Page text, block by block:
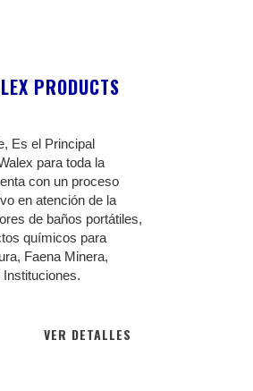
PRODUCTS
Es el Principal
para toda la
con un proceso
en atención de la
de baños portátiles,
químicos para
Faena Minera,
.
VER DETALLES